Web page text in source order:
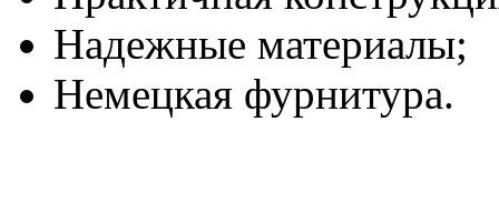
Надежные материалы;
Немецкая фурнитура.